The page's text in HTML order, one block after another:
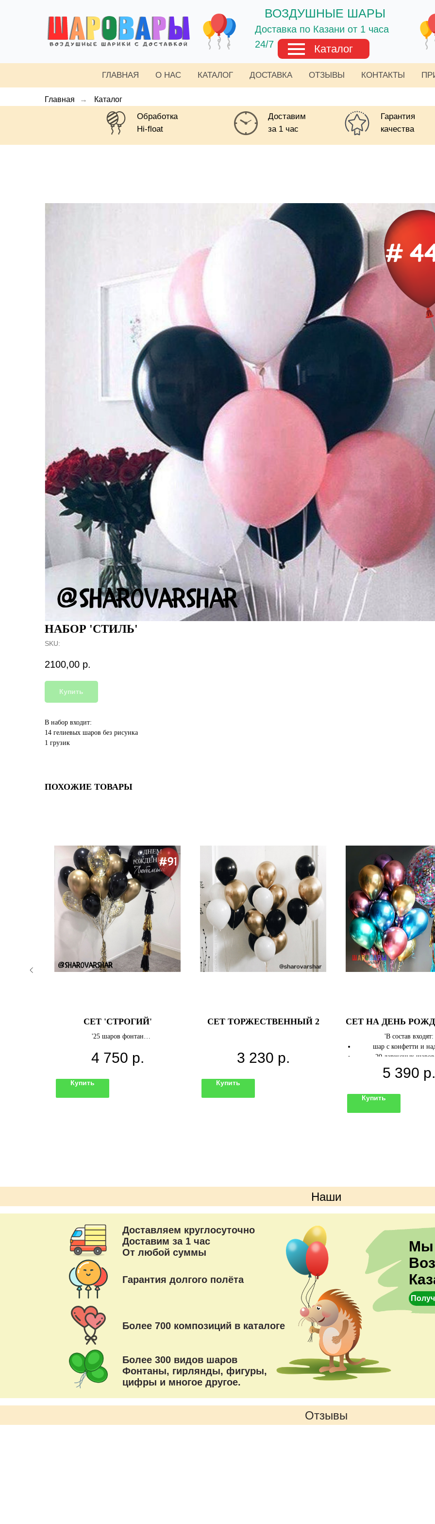
ВОЗДУШНЫЕ ШАРЫ
Доставка по Казани от 1 часа
24/7
Каталог
ГЛАВНАЯ О НАС КАТАЛОГ ДОСТАВКА ОТЗЫВЫ КОНТАКТЫ
Главная → Каталог
Обработка
Hi-float
Доставим
за 1 час
Гарантия
качества
НАБОР 'СТИЛЬ'
SKU:
2100,00 р.
Купить
В набор входит:
14 гелиевых шаров без рисунка
1 грузик
ПОХОЖИЕ ТОВАРЫ
СЕТ 'СТРОГИЙ'
'25 шаров фонтан
индивидуальной надписью'
4 750 р.
Купить
СЕТ ТОРЖЕСТВЕННЫЙ 2
3 230 р.
Купить
СЕТ НА ДЕНЬ
'В состав входят:
шар с конфетти и
20 латексных
5 390 р.
Купить
Наши
преимущества
Мы
Доставляем круглосуточно
Доставим за 1 час
От любой суммы
Гарантия долгого полёта
Более 700 композиций в каталоге
Более 300 видов шаров
Фонтаны, гирлянды, фигуры,
цифры и многое другое.
Отзывы